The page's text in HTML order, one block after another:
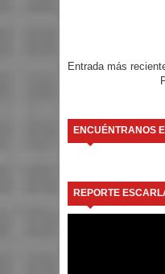
Entrada más
ENCUÉNTRANOS
REPORTE